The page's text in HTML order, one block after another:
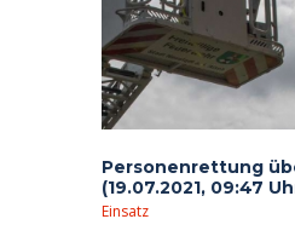
Personenrettung
(19.07.2021, 09:47
Einsatz